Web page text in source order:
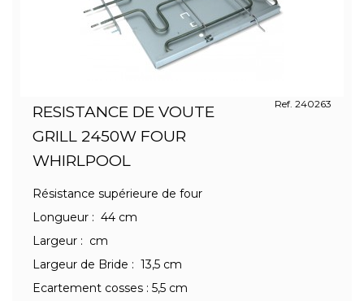
RESISTANCE DE VOUTE
GRILL 2450W FOUR
WHIRLPOOL
Ref. 240263
Résistance supérieure de four
Longueur : 44 cm
Largeur : cm
Largeur de Bride : 13,5 cm
Ecartement cosses : 5,5 cm